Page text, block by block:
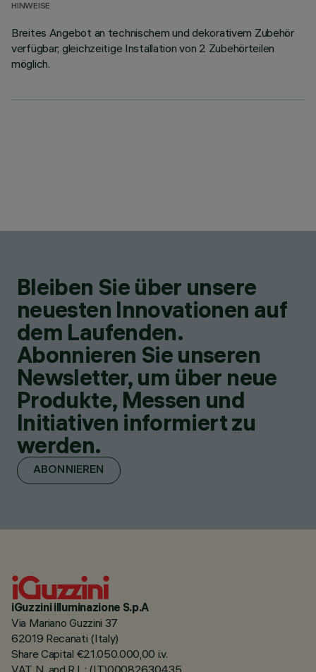
HINWEISE
Breites Angebot an technischem und dekorativem Zubehör
verfügbar; gleichzeitige Installation von 2 Zubehörteilen
möglich.
Bleiben Sie über unsere
neuesten Innovationen auf
dem Laufenden.
Abonnieren Sie unseren
Newsletter, um über neue
Produkte, Messen und
Initiativen informiert zu
werden.
ABONNIEREN
iGuzzini illuminazione S.p.A
Via Mariano Guzzini 37
62019 Recanati (Italy)
Share Capital €21.050.000,00 i.v.
VAT N. and R.I. : (IT)00082630435